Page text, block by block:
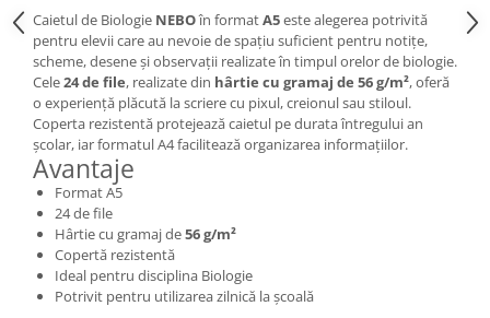
Mine pentru creioane mecanice
Pixuri
Rezerve stilouri
Rollere
Stilouri
Măsurare și trasare
Rigle
Organizare și Arhivare
Accesorii de organizare
Bibliorafturi
Caiete mecanice
Caietul de Biologie NEBOîn formatA5este alegerea potrivită
pentru elevii care au nevoie de spațiu suficient pentru notițe,
scheme, desene și observații realizate în timpul orelor de biologie.
Cele24 de file, realizate din hârtie cu gramaj de 56 g/m², oferă
o experiență plăcută la scriere cu pixul, creionul sau stiloul.
Coperta rezistentă protejează caietul pe durata întregului an
școlar, iar formatul A4 facilitează organizarea informațiilor.
Avantaje
Format A5
24 de file
Hârtie cu gramaj de56 g/m²
Copertă rezistentă
Ideal pentru disciplina Biologie
Potrivit pentru utilizarea zilnică la școală